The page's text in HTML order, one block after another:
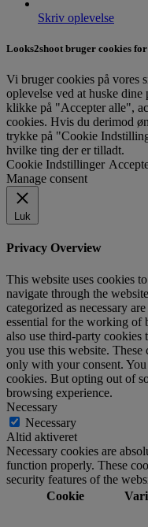
Skriv oplevelse
Looks2shoot bruger cookies
Vi bruger cookies på vores
oplevelse ved at huske
klikke på "Accepter alle",
cookies. Hvis du derimod
trykke på "Cookie
hvilke ting der er tilladt.
Cookie Indstillinger
Manage consent
Luk
Privacy Overview
This website uses cookies
navigate through the
categorized as necessary
essential for the working of
also use third-party cookies
you use this website.
only with your consent.
cookies. But opting out of
browsing experience.
Necessary
Necessary
Altid aktiveret
Necessary cookies are
function properly. These
security features of the
Cookie